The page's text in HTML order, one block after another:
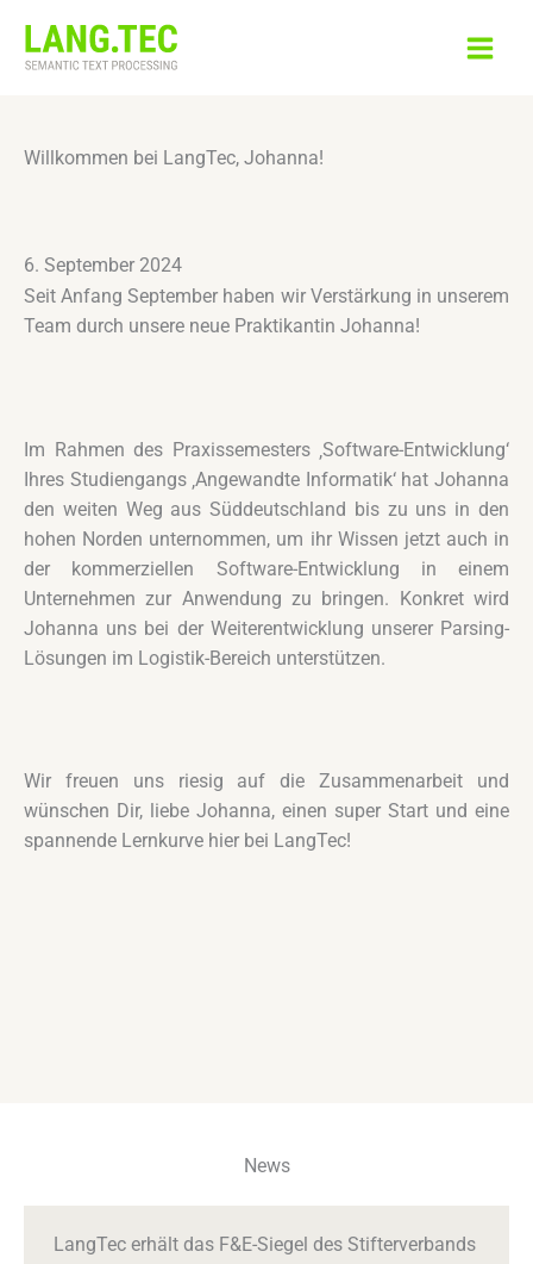
Inhalt
springen
Willkommen bei LangTec, Johanna!
6. September 2024
Seit Anfang September haben wir Verstärkung in unserem
Team durch unsere neue Praktikantin Johanna!
Im Rahmen des Praxissemesters ‚Software-Entwicklung‘
Ihres Studiengangs ‚Angewandte Informatik‘ hat Johanna
den weiten Weg aus Süddeutschland bis zu uns in den
hohen Norden unternommen, um ihr Wissen jetzt auch in
der kommerziellen Software-Entwicklung in einem
Unternehmen zur Anwendung zu bringen. Konkret wird
Johanna uns bei der Weiterentwicklung unserer Parsing-
Lösungen im Logistik-Bereich unterstützen.
Wir freuen uns riesig auf die Zusammenarbeit und
wünschen Dir, liebe Johanna, einen super Start und eine
spannende Lernkurve hier bei LangTec!
News
LangTec erhält das F&E-Siegel des Stifterverbands